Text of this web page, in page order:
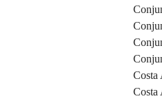
Costa
Costa